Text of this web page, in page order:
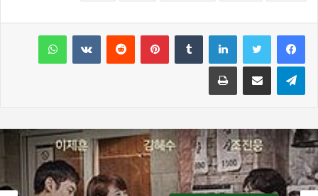
لینکداینتامبلر پینتریستReddit
VKontakteواتس آپ
تلگرام اشتراک گذاری با ایمیل چاپ